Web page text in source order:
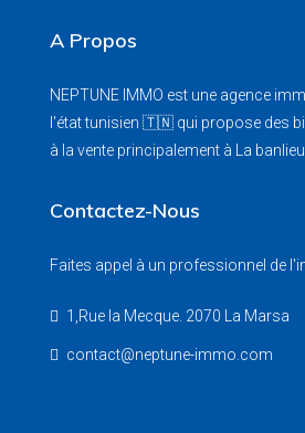
A Propos
NEPTUNE IMMO est une agence
l'état tunisien 🇹🇳 qui propose des
à la vente principalement à La
Contactez-Nous
Faites appel à un professionnel de
1,Rue la Mecque. 2070 La Marsa
contact@neptune-immo.com